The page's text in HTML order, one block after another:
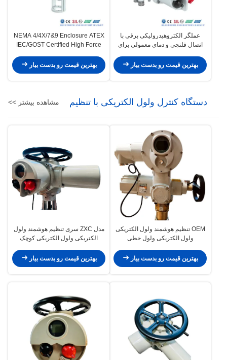
عملگر الکتروهیدرولیکی برقی با
اتصال فلنجی و دمای معمولی برای
بهترین قیمت رو بدست بیار
NEMA 4/4X/7&9 Enclosure ATEX
IEC/GOST Certified High Force
Control
بهترین قیمت رو بدست بیار
دستگاه کنترل ولول الکتریکی با تنظیم
هوشمند
مشاهده بیشتر >>
OEM تنظیم هوشمند ولول الکتریکی
ولول الکتریکی ولول خطی
بهترین قیمت رو بدست بیار
مدل ZXC سری تنظیم هوشمند ولول
الکتریکی ولول الکتریکی کوچک
بهترین قیمت رو بدست بیار